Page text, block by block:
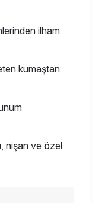
ilham
kumaştan
nişan ve özel